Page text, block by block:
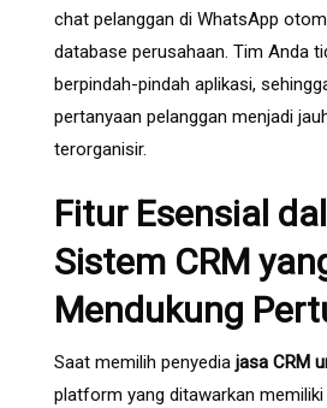
chat pelanggan di WhatsApp
database perusahaan. Tim Anda
berpindah-pindah aplikasi,
pertanyaan pelanggan menjadi
terorganisir.
Fitur Esensial
Sistem CRM
Mendukung
Saat memilih penyedia jasa CRM
platform yang ditawarkan